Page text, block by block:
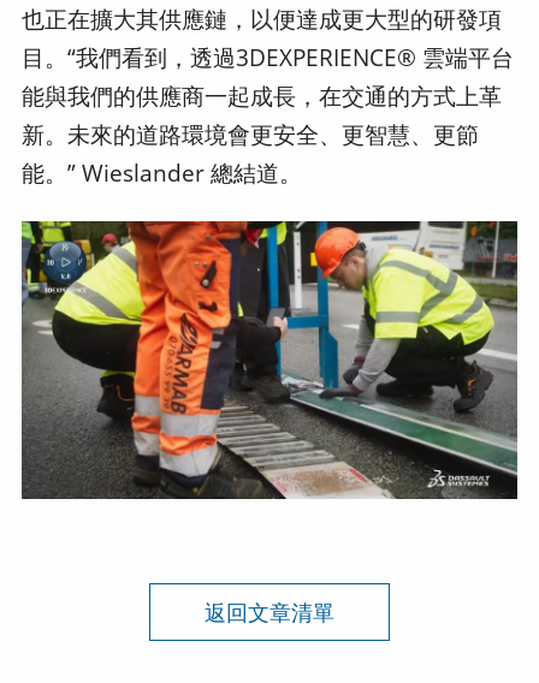
也正在擴大其供應鏈，以便達成更大型的研發項
目。“我們看到，透過3DEXPERIENCE® 雲端平台
能與我們的供應商一起成長，在交通的方式上革
新。未來的道路環境會更安全、更智慧、更節
能。” Wieslander 總結道。
返回文章清單